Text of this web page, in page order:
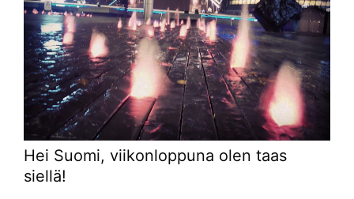
Hei Suomi, viikonloppuna olen taas
siellä!